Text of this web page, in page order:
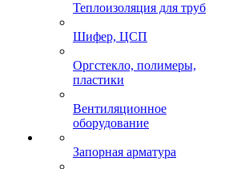
Теплоизоляция для труб
Шифер, ЦСП
Оргстекло, полимеры,
пластики
Вентиляционное
оборудование
Запорная арматура